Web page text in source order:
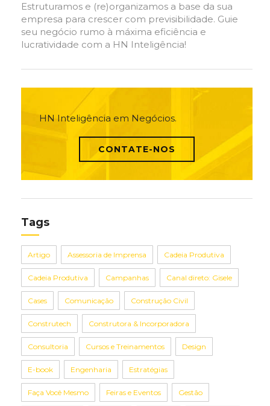
Estruturamos e (re)organizamos a base da sua
empresa para crescer com previsibilidade. Guie
seu negócio rumo à máxima eficiência e
lucratividade com a HN Inteligência!
HN Inteligência em Negócios.
CONTATE-NOS
Tags
Artigo Assessoria de Imprensa Cadeia Produtiva
Cadeia Produtiva Campanhas Canal direto: Gisele
Cases Comunicação Construção Civil
Construtech Construtora & Incorporadora
Consultoria Cursos e Treinamentos Design
E-book Engenharia Estratégias
Faça Você Mesmo Feiras e Eventos Gestão